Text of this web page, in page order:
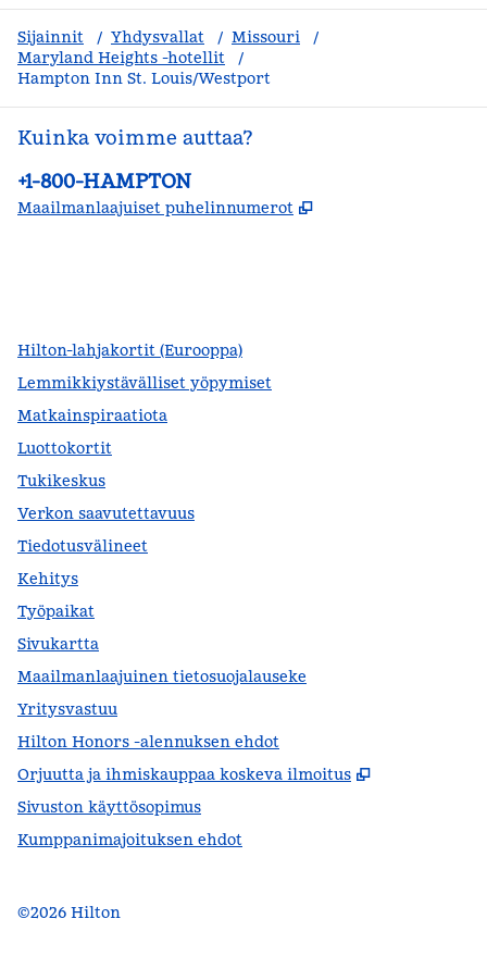
Sijainnit / Yhdysvallat / Missouri
/
Maryland Heights -hotellit
/
Hampton Inn St. Louis/Westport
Kuinka voimme auttaa?
Puhelin:
+1-800-HAMPTON
Maailmanlaajuiset puhelinnumerot ,
Hilton-lahjakortit (Eurooppa)
Lemmikkiystävälliset yöpymiset
Matkainspiraatiota
Luottokortit
Tukikeskus
Verkon saavutettavuus
Tiedotusvälineet
Kehitys
Työpaikat
Sivukartta
Maailmanlaajuinen tietosuojalauseke
Yritysvastuu
Hilton Honors -alennuksen ehdot
Orjuutta ja ihmiskauppaa koskeva ilmoitus
,
Sivuston käyttösopimus
Kumppanimajoituksen ehdot
©2026 Hilton